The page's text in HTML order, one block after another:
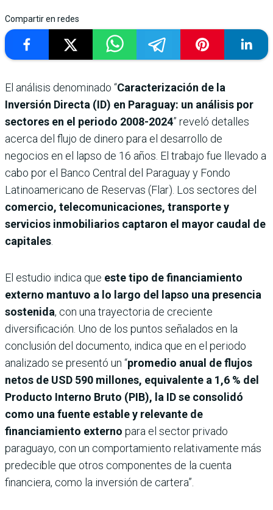
Compartir en redes
El análisis denominado “Caracterización de la
Inversión Directa (ID) en Paraguay: un análisis por
sectores en el periodo 2008-2024” reveló detalles
acerca del flujo de dinero para el desarrollo de
negocios en el lapso de 16 años. El trabajo fue llevado a
cabo por el Banco Central del Paraguay y Fondo
Latinoamericano de Reservas (Flar). Los sectores del
comercio, telecomunicaciones, transporte y
servicios inmobiliarios captaron el mayor caudal de
capitales
El estudio indica que este tipo de financiamiento
externo mantuvo a lo largo del lapso una presencia
sostenida, con una trayectoria de creciente
diversificación. Uno de los puntos señalados en la
conclusión del documento, indica que en el periodo
analizado se presentó un “promedio anual de flujos
netos de USD 590 millones, equivalente a 1,6 % del
Producto Interno Bruto (PIB), la ID se consolidó
como una fuente estable y relevante de
financiamiento externo para el sector privado
paraguayo, con un comportamiento relativamente más
predecible que otros componentes de la cuenta
financiera, como la inversión de cartera”.